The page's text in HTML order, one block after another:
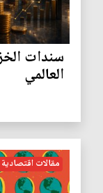
سندات
العالمي
مقالات اقتصادية